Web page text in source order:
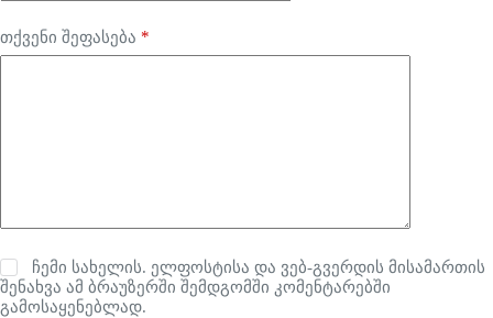
თქვენი შეფასება *
ჩემი სახელის. ელფოსტისა და ვებ-გვერდის მისამართის
შენახვა ამ ბრაუზერში შემდგომში კომენტარებში
გამოსაყენებლად.